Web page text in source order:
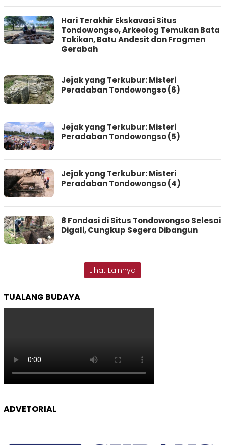
Hari Terakhir Ekskavasi Situs
Tondowongso, Arkeolog Temukan Bata
Takikan, Batu Andesit dan Fragmen
Gerabah
Jejak yang Terkubur: Misteri
Peradaban Tondowongso (6)
Jejak yang Terkubur: Misteri
Peradaban Tondowongso (5)
Jejak yang Terkubur: Misteri
Peradaban Tondowongso (4)
8 Fondasi di Situs Tondowongso Selesai
Digali, Cungkup Segera Dibangun
Lihat Lainnya
TUALANG BUDAYA
ADVETORIAL